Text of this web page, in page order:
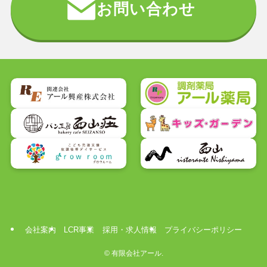
お問い合わせ
会社案内 LCR事業 採用・求人情報 プライバシーポリシー
©有限会社アール.